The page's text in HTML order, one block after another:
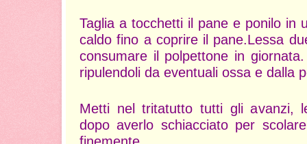
Taglia a tocchetti il pane e ponilo in
caldo fino a coprire il pane.Lessa
consumare il polpettone in
ripulendoli da eventuali ossa e dalla
Metti nel tritatutto tutti gli avanzi,
dopo averlo schiacciato per